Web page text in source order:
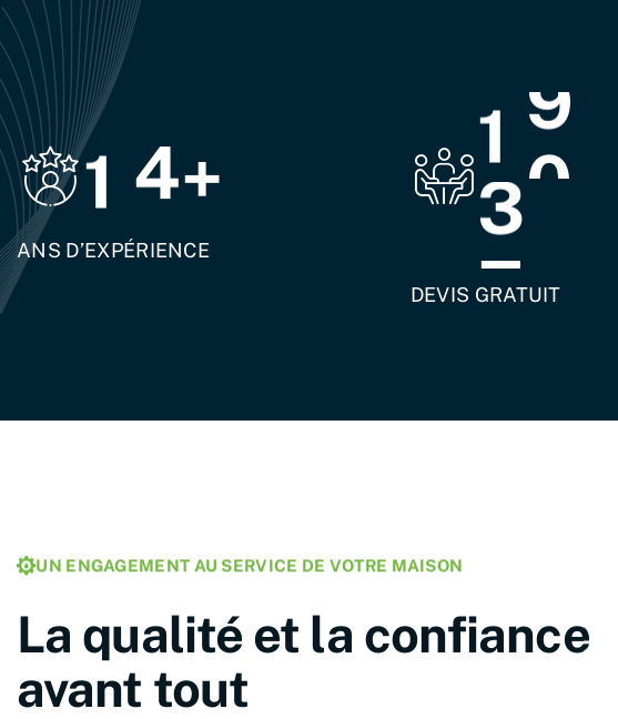
1 5+
ANS D’EXPÉRIENCE
1 0
0
DEVIS GRATUIT
UN ENGAGEMENT AU SERVICE DE VOTRE MAISON
La qualité et la confiance
avant tout